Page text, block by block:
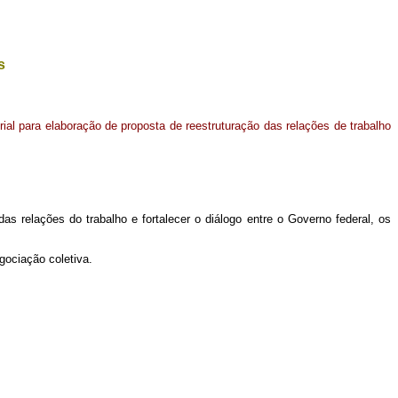
para elaboração de proposta de reestruturação das relações de trabalho
relações do trabalho e fortalecer o diálogo entre o Governo federal, os
coletiva.